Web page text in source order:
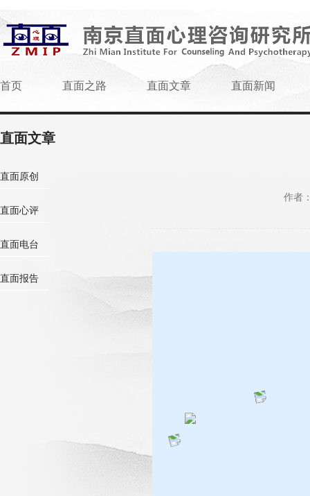
首页 直面之路 直面文章 直面新闻
直面文章
直面原创
直面心评
直面电台
直面报告
作者